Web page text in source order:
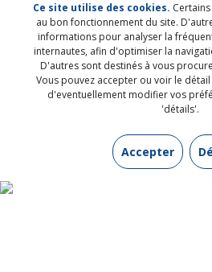
SUIVEZ-NOUS SUR
SOCIAUX
Ce site utilise des cookies.
au bon fonctionnement du site.
informations pour analyser la
internautes, afin d'optimiser la
D'autres sont destinés à vous
Vous pouvez accepter ou voir le
d'eventuellement modifier vos
'détails'.
Accepter